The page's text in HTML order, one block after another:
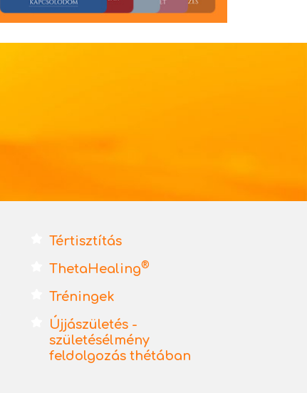
Tértisztítás
ThetaHealing®
Tréningek
Újjászületés -
születésélmény
feldolgozás thétában